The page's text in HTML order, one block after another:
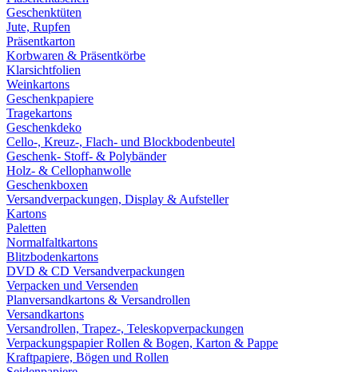
Geschenktüten
Jute, Rupfen
Präsentkarton
Korbwaren & Präsentkörbe
Klarsichtfolien
Weinkartons
Geschenkpapiere
Tragekartons
Geschenkdeko
Cello-, Kreuz-, Flach- und Blockbodenbeutel
Geschenk- Stoff- & Polybänder
Holz- & Cellophanwolle
Geschenkboxen
Versandverpackungen, Display & Aufsteller
Kartons
Paletten
Normalfaltkartons
Blitzbodenkartons
DVD & CD Versandverpackungen
Verpacken und Versenden
Planversandkartons & Versandrollen
Versandkartons
Versandrollen, Trapez-, Teleskopverpackungen
Verpackungspapier Rollen & Bogen, Karton & Pappe
Kraftpapiere, Bögen und Rollen